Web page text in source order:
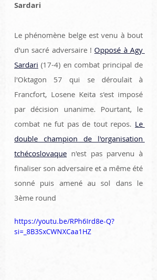
Sardari
Le phénomène belge est venu à bout
d'un sacré adversaire ! Opposé à Agy
Sardari (17-4) en combat principal de
l'Oktagon 57 qui se déroulait à
Francfort, Losene Keita s'est imposé
par décision unanime. Pourtant, le
combat ne fut pas de tout repos. Le
double champion de l'organisation
tchécoslovaque n'est pas parvenu à
finaliser son adversaire et a même été
sonné puis amené au sol dans le
3ème round
https://youtu.be/RPh6Ird8e-Q?
si=_8B3SxCWNXCaa1HZ